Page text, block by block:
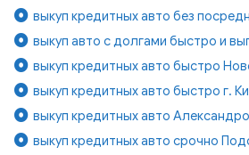
выкуп кредитных авто без
выкуп авто с долгами быстро и
выкуп кредитных авто быстро
выкуп кредитных авто быстро г.
выкуп кредитных авто
выкуп кредитных авто срочно